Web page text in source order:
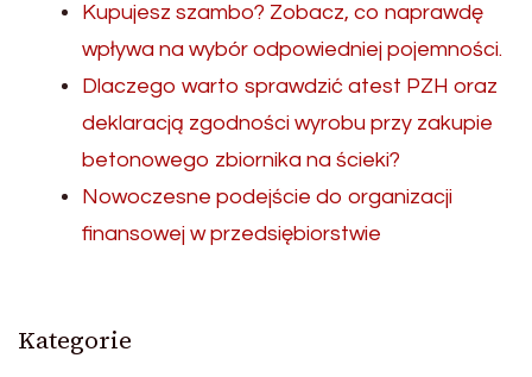
Kupujesz szambo? Zobacz, co naprawdę
wpływa na wybór odpowiedniej pojemności.
Dlaczego warto sprawdzić atest PZH oraz
deklaracją zgodności wyrobu przy zakupie
betonowego zbiornika na ścieki?
Nowoczesne podejście do organizacji
finansowej w przedsiębiorstwie
Kategorie